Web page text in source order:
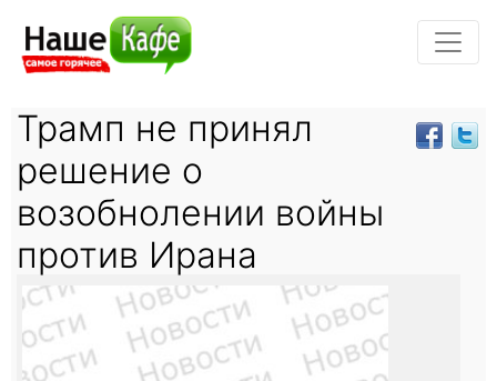
Трамп не принял
решение о
возобнолении войны
против Ирана